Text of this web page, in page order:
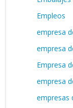
Empleos
empresa
empresa
Empresa
empresa
empresas